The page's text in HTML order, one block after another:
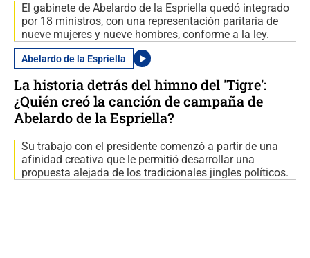
El gabinete de Abelardo de la Espriella quedó integrado
por 18 ministros, con una representación paritaria de
nueve mujeres y nueve hombres, conforme a la ley.
Abelardo de la Espriella
La historia detrás del himno del 'Tigre':
¿Quién creó la canción de campaña de
Abelardo de la Espriella?
Su trabajo con el presidente comenzó a partir de una
afinidad creativa que le permitió desarrollar una
propuesta alejada de los tradicionales jingles políticos.